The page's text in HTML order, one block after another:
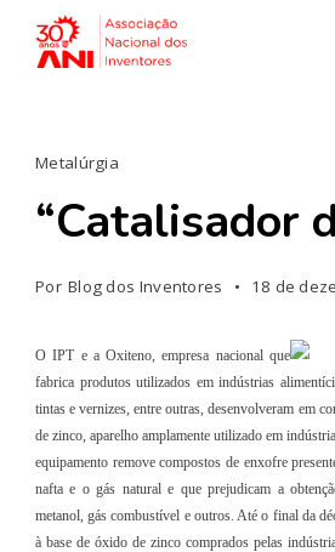
Metalúrgia
“Catalisador
Por Blog dos Inventores 18 de
O IPT e a Oxiteno, empresa nacional que
fabrica produtos utilizados em indústrias
tintas e vernizes, entre outras, desenvolveram em
de zinco, aparelho amplamente utilizado em
equipamento remove compostos de enxofre
nafta e o gás natural e que prejudicam a
metanol, gás combustível e outros. Até o final da
à base de óxido de zinco comprados pelas